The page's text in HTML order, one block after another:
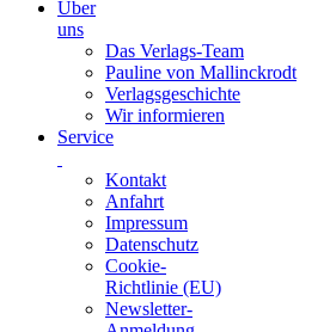
Über
uns
Das Verlags-Team
Pauline von Mallinckrodt
Verlagsgeschichte
Wir informieren
Service
Kontakt
Anfahrt
Impressum
Datenschutz
Cookie-
Richtlinie (EU)
Newsletter-